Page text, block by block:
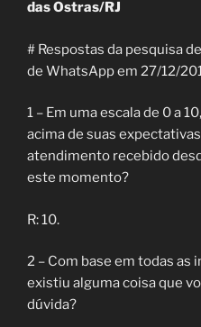
das Ostras/RJ
# Respostas da pesquisa
de WhatsApp em 27/12/
1 – Em uma escala de 0 a
acima de suas
atendimento recebido
este momento?
R: 10.
2 – Com base em todas as
existiu alguma coisa que
dúvida?